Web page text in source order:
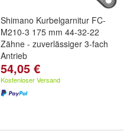
Shimano Kurbelgarnitur FC-
M210-3 175 mm 44-32-22
Zähne - zuverlässiger 3-fach
Antrieb
54,05 €
Kostenloser Versand